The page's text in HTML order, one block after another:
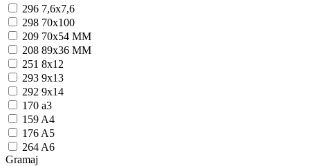
296 7,6x7,6
298 70x100
209 70x54 MM
208 89x36 MM
251 8x12
293 9x13
292 9x14
170 a3
159 A4
176 A5
264 A6
Gramaj